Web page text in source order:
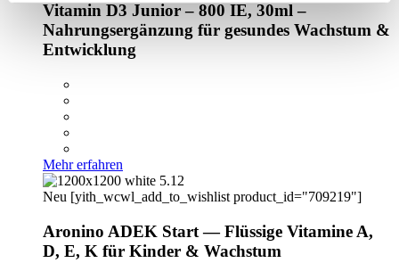
Vitamin D3 Junior – 800 IE, 30ml –
Nahrungsergänzung für gesundes Wachstum &
Entwicklung
Mehr erfahren
Neu [yith_wcwl_add_to_wishlist product_id="709219"]
Aronino ADEK Start — Flüssige Vitamine A,
D, E, K für Kinder & Wachstum